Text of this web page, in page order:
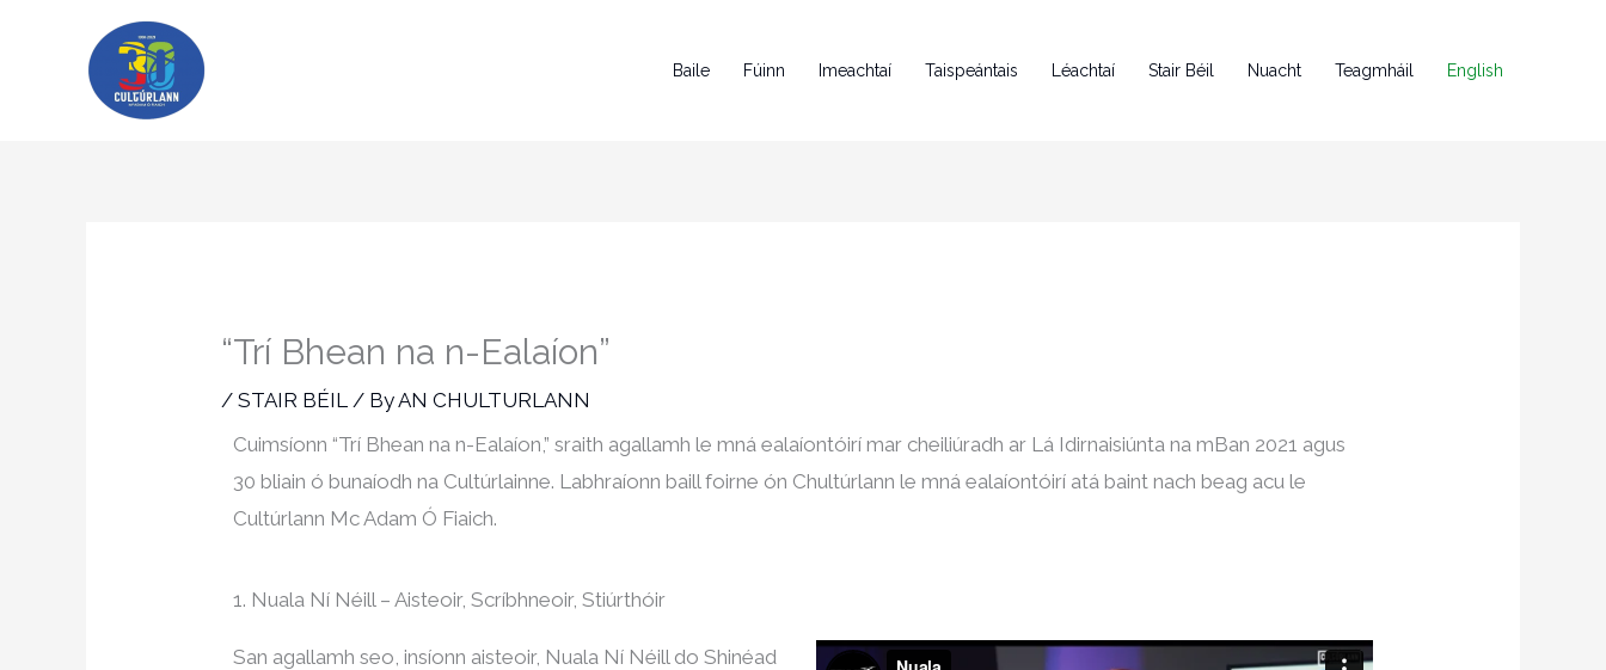
Baile Fúinn Imeachtaí Taispeántais Léachtaí Stair Béil Nuacht Teagmháil English
“Trí Bhean na n-Ealaíon”
/STAIR BÉIL / ByAN CHULTURLANN
Cuimsíonn “Trí Bhean na n-Ealaíon,” sraith agallamh le mná ealaíontóirí mar cheiliúradh ar Lá Idirnaisiúnta na mBan 2021 agus
30 bliain ó bunaíodh na Cultúrlainne. Labhraíonn baill foirne ón Chultúrlann le mná ealaíontóirí atá baint nach beag acu le
Cultúrlann Mc Adam Ó Fiaich.
1. Nuala Ní Néill – Aisteoir, Scríbhneoir, Stiúrthóir
San agallamh seo, insíonn aisteoir, Nuala Ní Néill do Shinéad